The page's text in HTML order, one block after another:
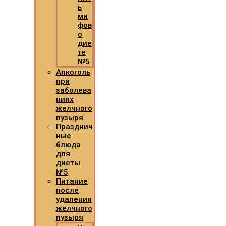
ь
ми
фов
о
дие
те
№5
Алкоголь
при
заболева
ниях
желчного
пузыря
Празднич
ные
блюда
для
диеты
№5
Питание
после
удаления
желчного
пузыря